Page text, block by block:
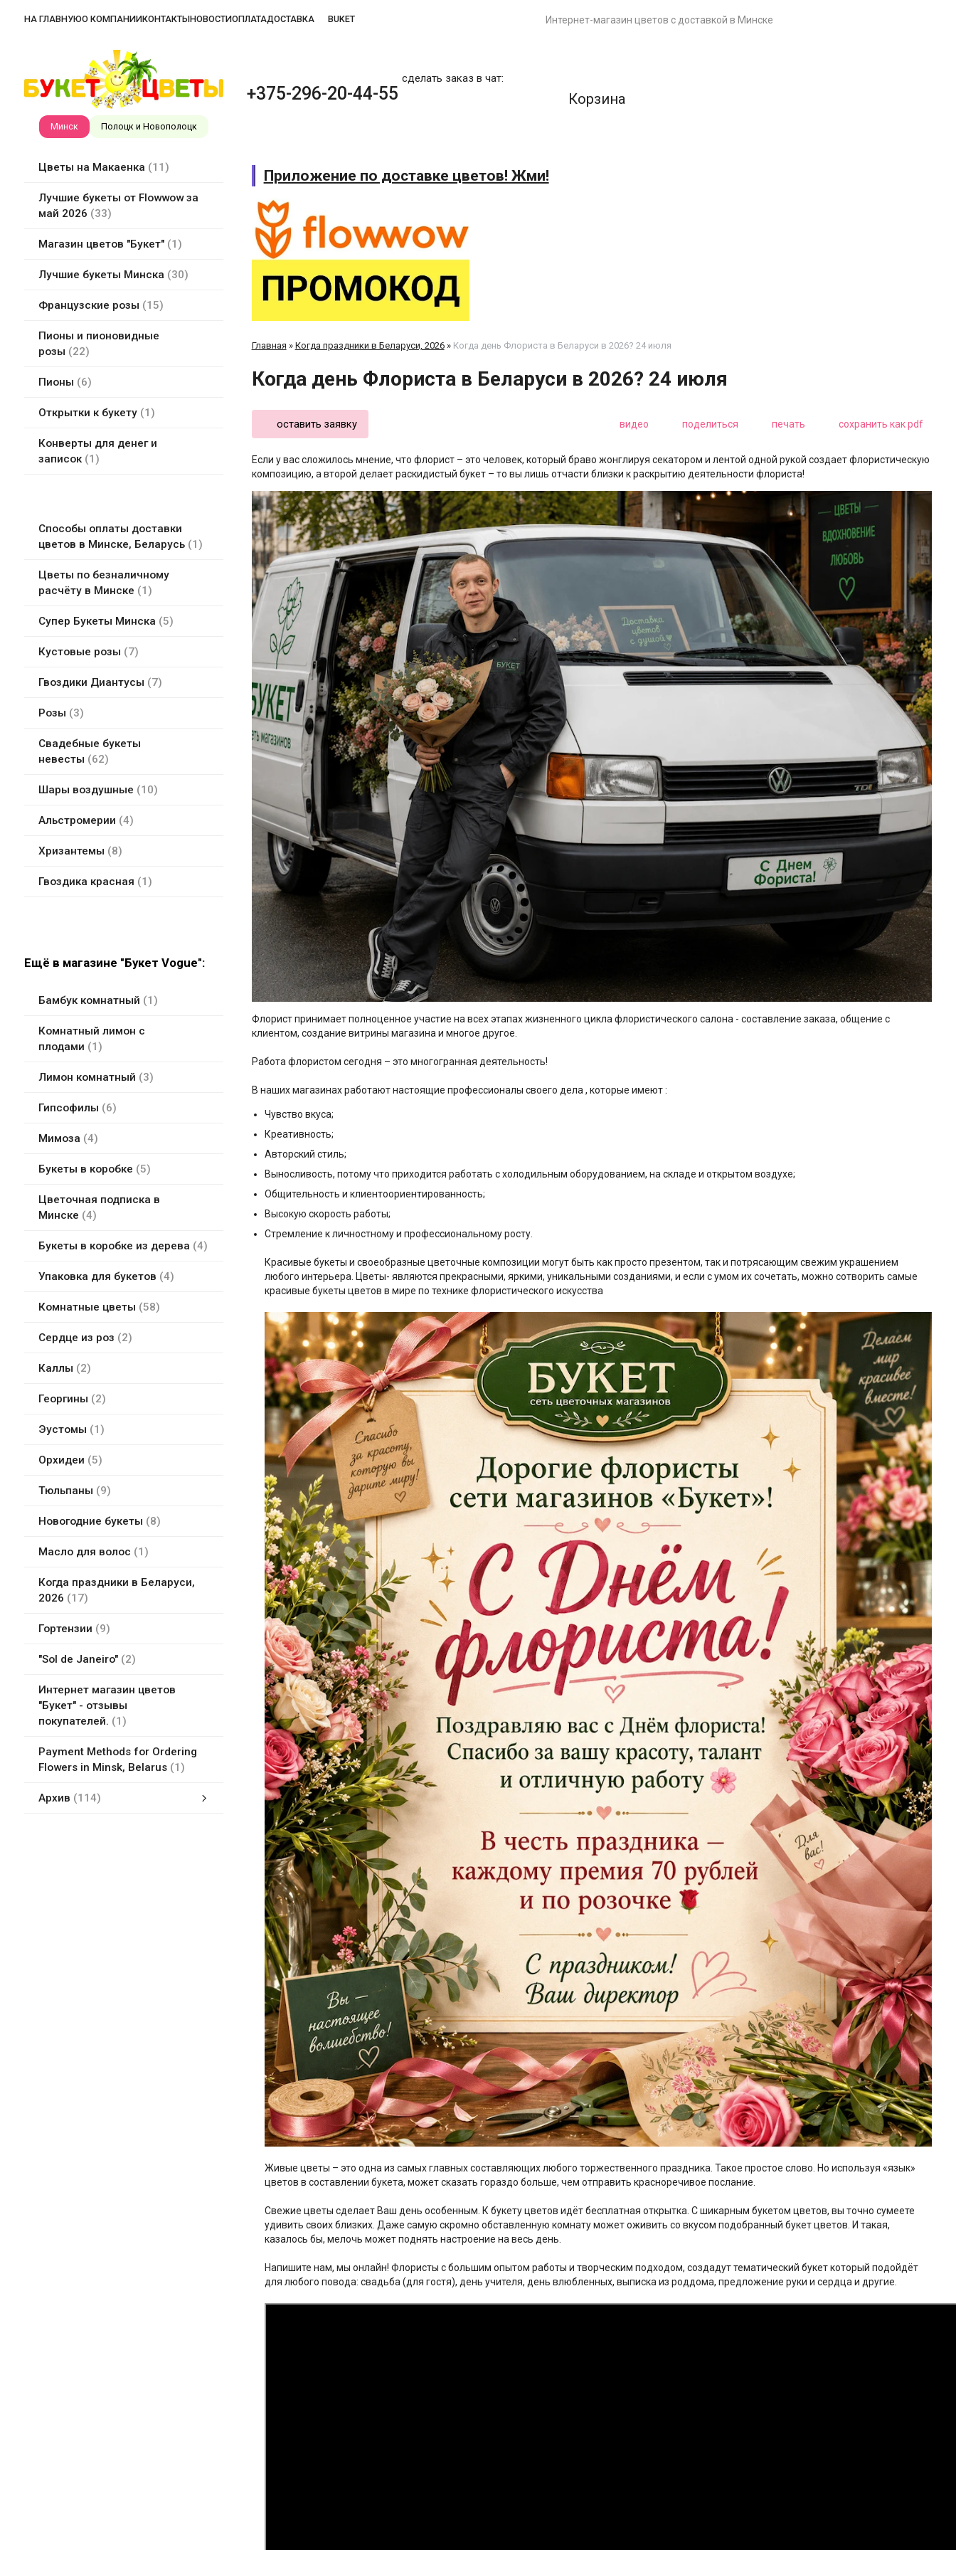
НА ГЛАВНУЮО КОМПАНИИКОНТАКТЫНОВОСТИОПЛАТАДОСТАВКА BUKET Интернет-магазин цветов c доставкой в Минске
Минск Полоцк и Новополоцк
+375-296-20-44-55
сделать заказ в чат:
Корзина
Цветы на Макаенка 11
Лучшие букеты от Flowwow за
май 2026
33
Магазин цветов "Букет" 1
Лучшие букеты Минска 30
Французские розы 15
Пионы и пионовидные
розы
22
Пионы 6
Открытки к букету 1
Конверты для денег и
записок
1
Способы оплаты доставки
цветов в Минске, Беларусь
1
Цветы по безналичному
расчёту в Минске
1
Супер Букеты Минска 5
Кустовые розы 7
Гвоздики Диантусы 7
Розы 3
Свадебные букеты
невесты
62
Шары воздушные 10
Альстромерии 4
Хризантемы 8
Гвоздика красная 1
Ещё в магазине "Букет Vogue":
Бамбук комнатный 1
Комнатный лимон с
плодами
1
Лимон комнатный 3
Гипсофилы 6
Мимоза 4
Букеты в коробке 5
Цветочная подписка в
Минске
4
Букеты в коробке из дерева 4
Упаковка для букетов 4
Комнатные цветы 58
Сердце из роз 2
Каллы 2
Георгины 2
Эустомы 1
Орхидеи 5
Тюльпаны 9
Новогодние букеты 8
Масло для волос 1
Когда праздники в Беларуси,
2026
17
Гортензии 9
"Sol de Janeiro" 2
Интернет магазин цветов
"Букет" - отзывы
покупателей.
1
Payment Methods for Ordering
Flowers in Minsk, Belarus
1
Архив 114
Приложение по доставке цветов! Жми!
Главная » Когда праздники в Беларуси, 2026 » Когда день Флориста в Беларуси в 2026? 24 июля
Когда день Флориста в Беларуси в 2026? 24 июля
оставить заявку видео поделиться печать сохранить как pdf
Если у вас сложилось мнение, что флорист – это человек, который браво жонглируя секатором и лентой одной рукой создает флористическую
композицию, а второй делает раскидистый букет – то вы лишь отчасти близки к раскрытию деятельности флориста!
Флорист принимает полноценное участие на всех этапах жизненного цикла флористического салона - составление заказа, общение с
клиентом, создание витрины магазина и многое другое.
Работа флористом сегодня – это многогранная деятельность!
В наших магазинах работают настоящие профессионалы своего дела , которые имеют :
Чувство вкуса;
Креативность;
Авторский стиль;
Выносливость, потому что приходится работать с холодильным оборудованием, на складе и открытом воздухе;
Общительность и клиентоориентированность;
Высокую скорость работы;
Стремление к личностному и профессиональному росту.
Красивые букеты и своеобразные цветочные композиции могут быть как просто презентом, так и потрясающим свежим украшением
любого интерьера. Цветы- являются прекрасными, яркими, уникальными созданиями, и если с умом их сочетать, можно сотворить самые
красивые букеты цветов в мире по технике флористического искусства
Живые цветы – это одна из самых главных составляющих любого торжественного праздника. Такое простое слово. Но используя «язык»
цветов в составлении букета, может сказать гораздо больше, чем отправить красноречивое послание.
Свежие цветы сделает Ваш день особенным. К букету цветов идёт бесплатная открытка. С шикарным букетом цветов, вы точно сумеете
удивить своих близких. Даже самую скромно обставленную комнату может оживить со вкусом подобранный букет цветов. И такая,
казалось бы, мелочь может поднять настроение на весь день.
Напишите нам, мы онлайн! Флористы с большим опытом работы и творческим подходом, создадут тематический букет который подойдёт
для любого повода: свадьба (для гостя), день учителя, день влюбленных, выписка из роддома, предложение руки и сердца и другие.